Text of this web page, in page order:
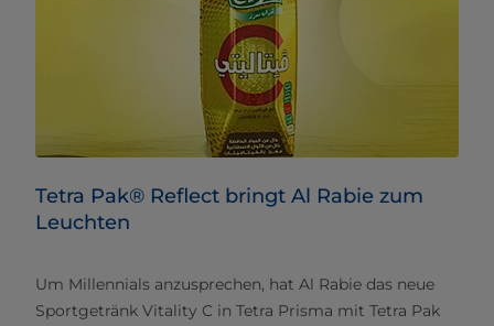
Tetra Pak® Reflect bringt Al Rabie zum
Leuchten
Um Millennials anzusprechen, hat Al Rabie das neue
Sportgetränk Vitality C in Tetra Prisma mit Tetra Pak